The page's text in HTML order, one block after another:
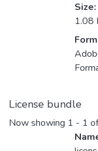
Size:
1.08
License bundle
Now showing 1 - 1